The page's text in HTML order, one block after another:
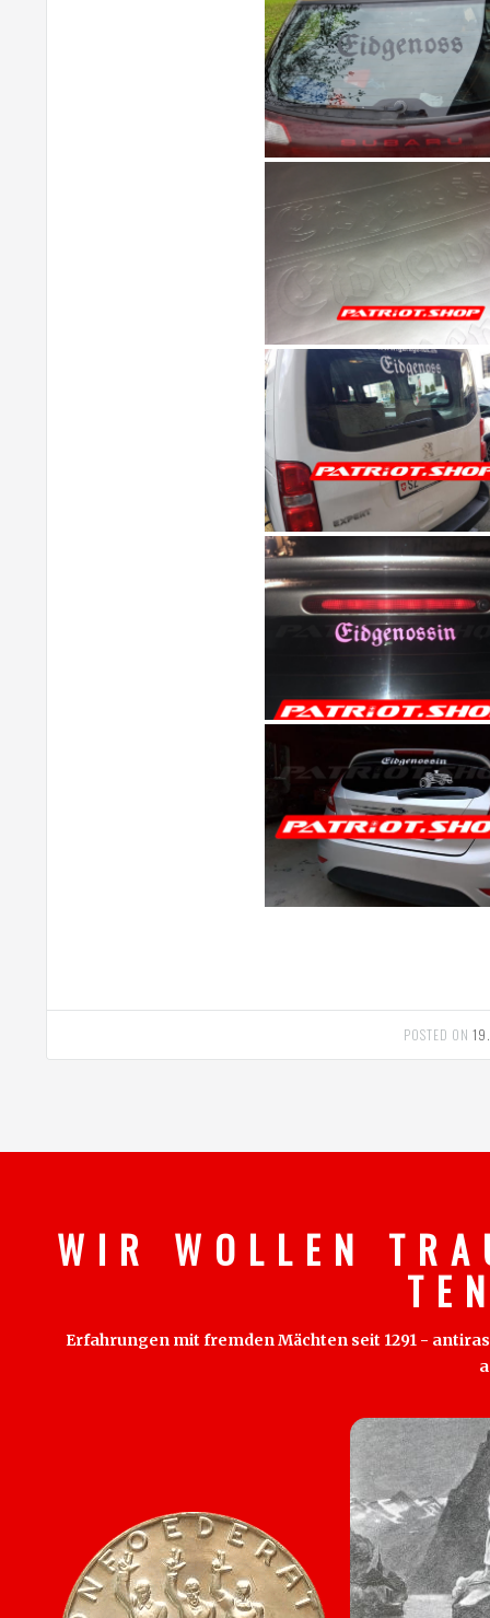
POSTED ON
W I R W O L L E N T R
T E
Erfahrungen mit fremden Mächten seit 1291 -